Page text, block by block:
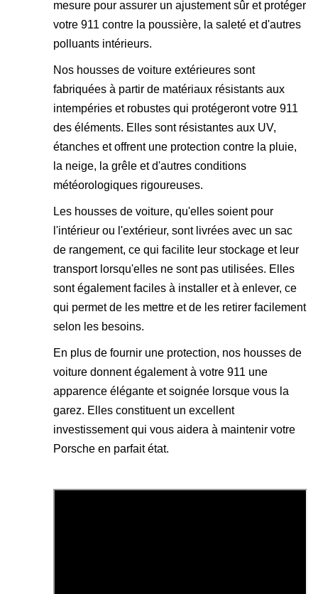
mesure pour assurer un ajustement sûr et protéger
votre 911 contre la poussière, la saleté et d'autres
polluants intérieurs.
Nos housses de voiture extérieures sont
fabriquées à partir de matériaux résistants aux
intempéries et robustes qui protégeront votre 911
des éléments. Elles sont résistantes aux UV,
étanches et offrent une protection contre la pluie,
la neige, la grêle et d'autres conditions
météorologiques rigoureuses.
Les housses de voiture, qu'elles soient pour
l'intérieur ou l'extérieur, sont livrées avec un sac
de rangement, ce qui facilite leur stockage et leur
transport lorsqu'elles ne sont pas utilisées. Elles
sont également faciles à installer et à enlever, ce
qui permet de les mettre et de les retirer facilement
selon les besoins.
En plus de fournir une protection, nos housses de
voiture donnent également à votre 911 une
apparence élégante et soignée lorsque vous la
garez. Elles constituent un excellent
investissement qui vous aidera à maintenir votre
Porsche en parfait état.